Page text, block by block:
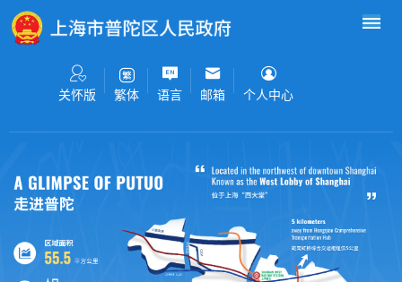
无障碍操作说明
关怀版 繁体 语言 邮箱 个人中心